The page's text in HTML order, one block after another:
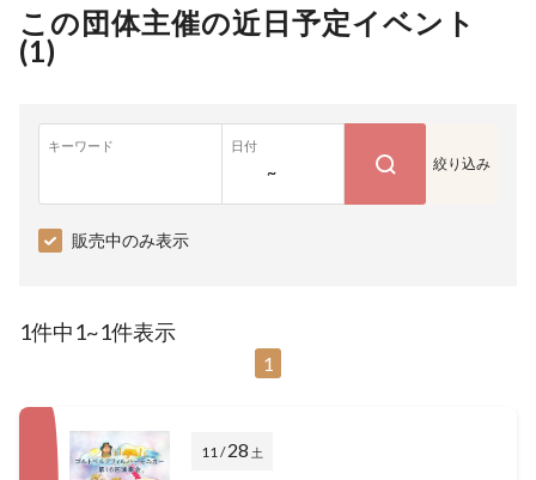
この団体主催の近日予定イベント
(1)
キーワード 日付
~ 絞り込み
販売中のみ表示
1件中1~1件表示
1
11 /28 土